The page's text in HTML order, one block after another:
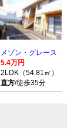
メゾン・グレース
5.4万円
2LDK（54.81㎡）
直方/徒歩35分